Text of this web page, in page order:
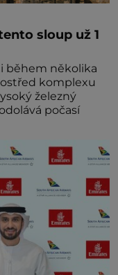
sloup už 1
během několika
komplexu
železný
počasí